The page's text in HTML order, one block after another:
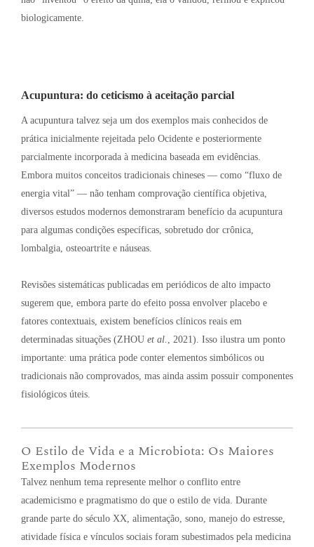
biologicamente.
Acupuntura: do ceticismo à aceitação parcial
A acupuntura talvez seja um dos exemplos mais conhecidos de
prática inicialmente rejeitada pelo Ocidente e posteriormente
parcialmente incorporada à medicina baseada em evidências.
Embora muitos conceitos tradicionais chineses — como “fluxo de
energia vital” — não tenham comprovação científica objetiva,
diversos estudos modernos demonstraram benefício da acupuntura
para algumas condições específicas, sobretudo dor crônica,
lombalgia, osteoartrite e náuseas.
Revisões sistemáticas publicadas em periódicos de alto impacto
sugerem que, embora parte do efeito possa envolver placebo e
fatores contextuais, existem benefícios clínicos reais em
determinadas situações (ZHOU et al. , 2021). Isso ilustra um ponto
importante: uma prática pode conter elementos simbólicos ou
tradicionais não comprovados, mas ainda assim possuir componentes
fisiológicos úteis.
O Estilo de Vida e a Microbiota: Os Maiores
Exemplos Modernos
Talvez nenhum tema represente melhor o conflito entre
academicismo e pragmatismo do que o estilo de vida. Durante
grande parte do século XX, alimentação, sono, manejo do estresse,
atividade física e vínculos sociais foram subestimados pela medicina